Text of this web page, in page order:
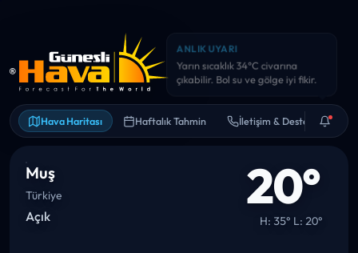
Hava Haritası Haftalık Tahmin İletişim & Destek
ANLIK UYARI
Yarın sıcaklık 34°C civarına
çıkabilir. Bol su ve gölge iyi fikir.
Muş
Türkiye
Açık 20°
H: 35° L: 20°